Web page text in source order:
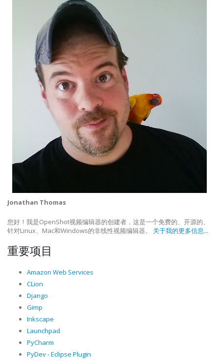
Jonathan Thomas
您好！我是OpenShot视频编辑器的创建者，这是一个免费的、开源的、
针对Linux、Mac和Windows的非线性视频编辑器。 关于我的更多信息...
重要项目
Amazon Web Services
CLion
Django
Gimp
Inkscape
Launchpad
PyCharm
PyDev - Eclipse Plugin